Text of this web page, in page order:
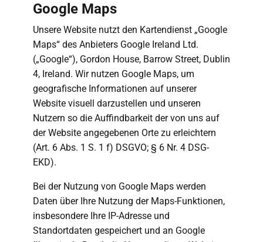
Google Maps
Unsere Website nutzt den Kartendienst „Google
Maps“ des Anbieters Google Ireland Ltd.
(„Google“), Gordon House, Barrow Street, Dublin
4, Ireland. Wir nutzen Google Maps, um
geografische Informationen auf unserer
Website visuell darzustellen und unseren
Nutzern so die Auffindbarkeit der von uns auf
der Website angegebenen Orte zu erleichtern
(Art. 6 Abs. 1 S. 1 f) DSGVO; § 6 Nr. 4 DSG-
EKD).
Bei der Nutzung von Google Maps werden
Daten über Ihre Nutzung der Maps-Funktionen,
insbesondere Ihre IP-Adresse und
Standortdaten gespeichert und an Google